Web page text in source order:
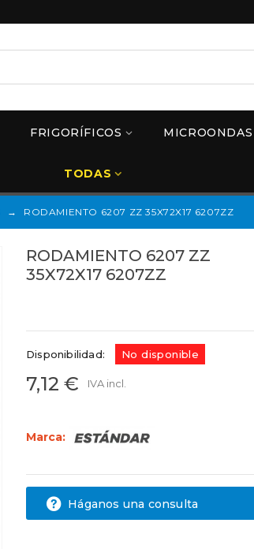
FRIGORÍFICOS MICROONDAS
TODAS
→ RODAMIENTO 6207 ZZ 35X72X17 6207ZZ
RODAMIENTO 6207 ZZ
35X72X17 6207ZZ
Disponibilidad: No disponible
7,12 € IVA incl.
Marca:
Háganos una consulta